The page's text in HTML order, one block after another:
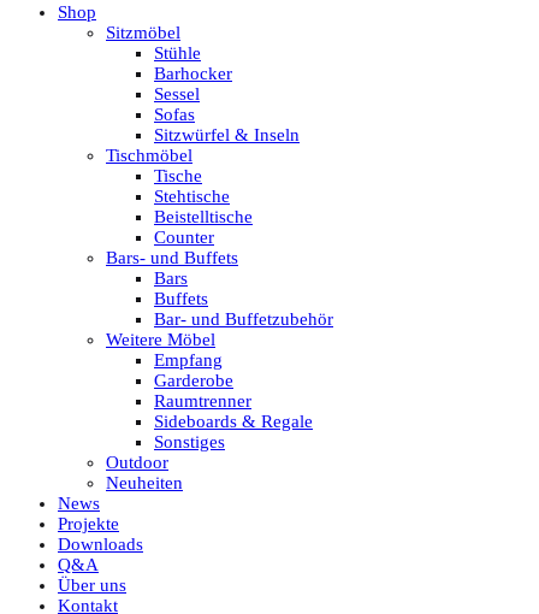
Shop
Sitzmöbel
Stühle
Barhocker
Sessel
Sofas
Sitzwürfel & Inseln
Tischmöbel
Tische
Stehtische
Beistelltische
Counter
Bars- und Buffets
Bars
Buffets
Bar- und Buffetzubehör
Weitere Möbel
Empfang
Garderobe
Raumtrenner
Sideboards & Regale
Sonstiges
Outdoor
Neuheiten
News
Projekte
Downloads
Q&A
Über uns
Kontakt